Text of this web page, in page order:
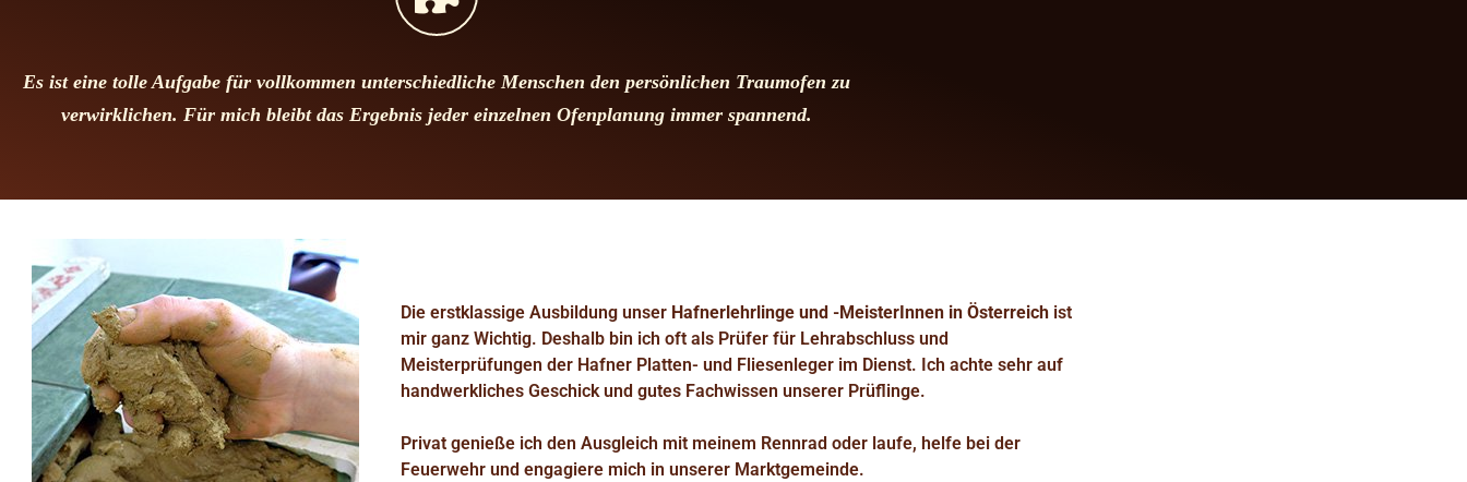
Es ist eine tolle Aufgabe für vollkommen unterschiedliche Menschen den persönlichen Traumofen zu
verwirklichen. Für mich bleibt das Ergebnis jeder einzelnen Ofenplanung immer spannend.
Die erstklassige Ausbildung unser Hafnerlehrlinge und -MeisterInnen in Österreich ist
mir ganz Wichtig. Deshalb bin ich oft als Prüfer für Lehrabschluss und
Meisterprüfungen der Hafner Platten- und Fliesenleger im Dienst. Ich achte sehr auf
handwerkliches Geschick und gutes Fachwissen unserer Prüflinge.
Privat genieße ich den Ausgleich mit meinem Rennrad oder laufe, helfe bei der
Feuerwehr und engagiere mich in unserer Marktgemeinde.